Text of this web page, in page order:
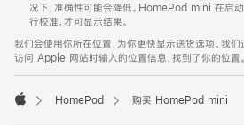
况下，准确性可能会降低。HomePod mini 在启
行校准，才可显示结果。
我们会使用你所在位置，为你更快显示送货选项。我
访问 Apple 网站时输入的位置信息，找到了你的位置。
HomePod 购买 HomePod mini